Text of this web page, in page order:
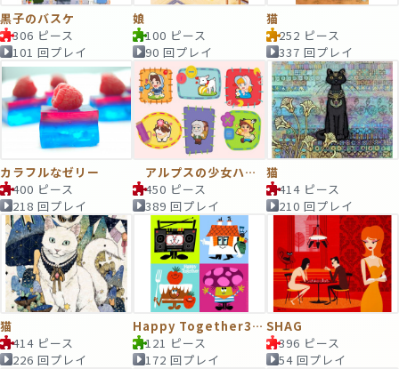
黒子のバスケ
306 ピース
101 回プレイ
娘
100 ピース
90 回プレイ
猫
252 ピース
337 回プレイ
カラフルなゼリー
400 ピース
218 回プレイ
アルプスの少女ハイジ
450 ピース
389 回プレイ
猫
414 ピース
210 回プレイ
猫
414 ピース
226 回プレイ
Happy Together3 (F)
121 ピース
172 回プレイ
SHAG
396 ピース
54 回プレイ